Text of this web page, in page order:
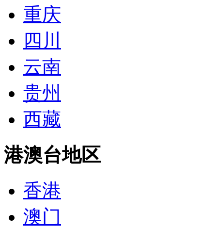
重庆
四川
云南
贵州
西藏
港澳台地区
香港
澳门